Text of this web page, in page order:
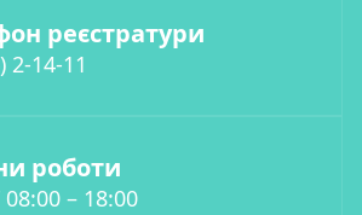
реєстратури
2-14-11
роботи
– 18:00